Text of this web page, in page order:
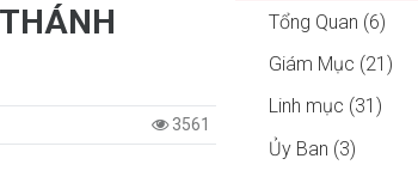
3561
Tổng Quan (6)
Giám Mục (21)
Linh mục (31)
Ủy Ban (3)